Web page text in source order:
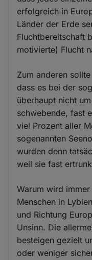
erfolgreich in
Länder der Erde
Fluchtbereitschaft
motivierte) Flucht
Zum anderen
dass es bei der
überhaupt nicht
schwebende, fast
viel Prozent aller
sogenannten
wurden denn
weil sie fast
Warum wird
Menschen in
und Richtung
Unsinn. Die
besteigen gezielt
oder weniger